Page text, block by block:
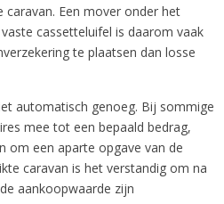
caravan. Een mover onder het
cassetteluifel is daarom vaak
te plaatsen dan losse
automatisch genoeg. Bij sommige
mee tot een bepaald bedrag,
om een aparte opgave van de
caravan is het verstandig om na
aankoopwaarde zijn